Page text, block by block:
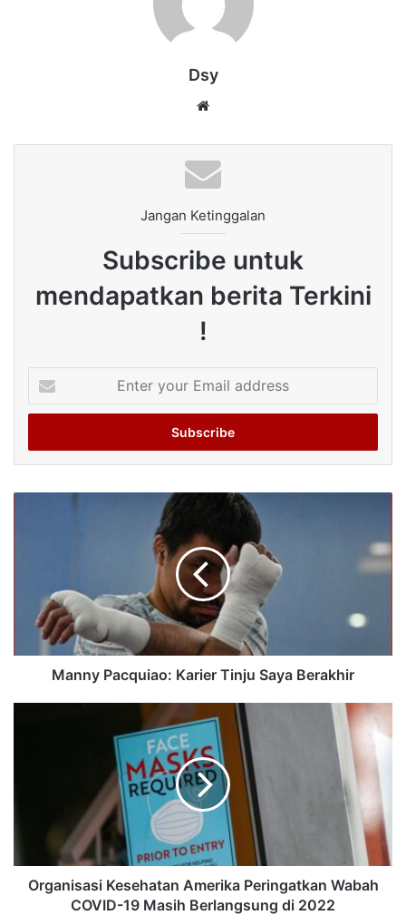
Dsy
Jangan Ketinggalan
Subscribe untuk
mendapatkan berita Terkini
!
your
Email
Manny Pacquiao: Karier Tinju Saya Berakhir
Organisasi Kesehatan Amerika Peringatkan Wabah
COVID-19 Masih Berlangsung di 2022